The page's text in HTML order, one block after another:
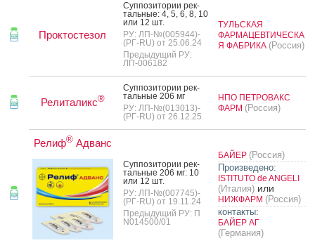
Проктостезол
Суп­по­зито­рии рек­
таль­ные: 4, 5, 6, 8, 10
или 12 шт.
РУ: ЛП-№(005944)-
(РГ-RU) от 25.06.24
Предыдущий РУ:
ЛП-006182
ТУЛЬСКАЯ
ФАРМАЦЕВТИЧЕСКА
Я ФАБРИКА (Россия)
Релиталикс®
Суп­по­зито­рии рек­
таль­ные 206 мг
РУ: ЛП-№(013013)-
(РГ-RU) от 26.12.25
НПО ПЕТРОВАКС
ФАРМ (Россия)
Релиф®Адванс
Суп­по­зито­рии рек­
таль­ные 206 мг: 10
или 12 шт.
РУ: ЛП-№(007745)-
(РГ-RU) от 19.11.24
Предыдущий РУ: П
N014500/01
БАЙЕР (Россия)
Произведено:
ISTITUTO de ANGELI
(Италия) или
НИЖФАРМ (Россия)
контакты:
БАЙЕР АГ
(Германия)